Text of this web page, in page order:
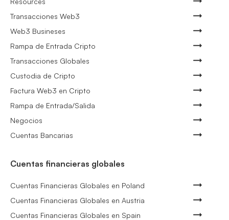
Transacciones Web3
Web3 Busineses
Rampa de Entrada Cripto
Transacciones Globales
Custodia de Cripto
Factura Web3 en Cripto
Rampa de Entrada/Salida
Negocios
Cuentas Bancarias
Cuentas financieras globales
Cuentas Financieras Globales en Poland
Cuentas Financieras Globales en Austria
Cuentas Financieras Globales en Spain